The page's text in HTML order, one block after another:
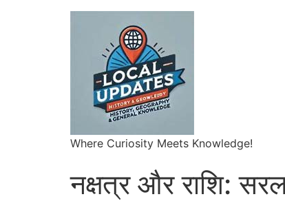
Where Curiosity Meets Knowledge!
नक्षत्र और राशि: